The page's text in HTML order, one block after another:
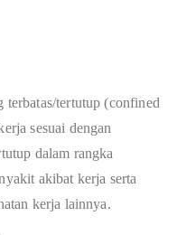
terbatas/tertutup (confined
sesuai dengan
dalam rangka
akibat kerja serta
kerja lainnya.